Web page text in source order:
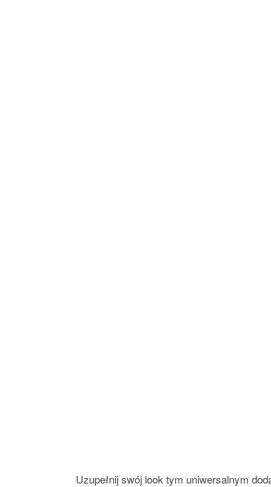
Uzupełnij swój look tym uniwersalnym